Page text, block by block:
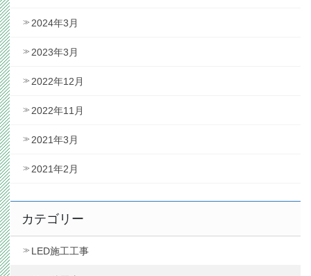
2024年3月
2023年3月
2022年12月
2022年11月
2021年3月
2021年2月
カテゴリー
LED施工工事